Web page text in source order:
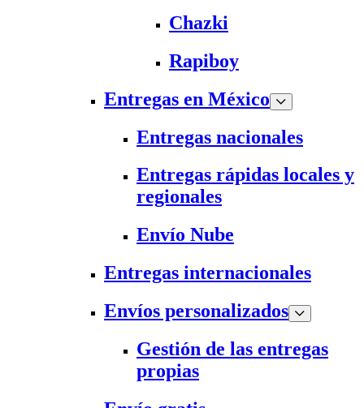
Chazki
Rapiboy
Entregas en México
Entregas nacionales
Entregas rápidas locales y
regionales
Envío Nube
Entregas internacionales
Envíos personalizados
Gestión de las entregas
propias